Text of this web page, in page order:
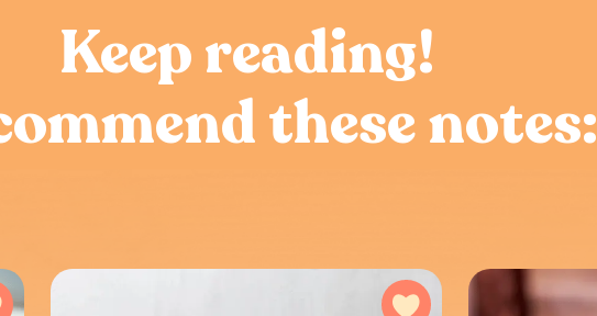
Keep reading!
these notes:
Add to favorites Add to favorites